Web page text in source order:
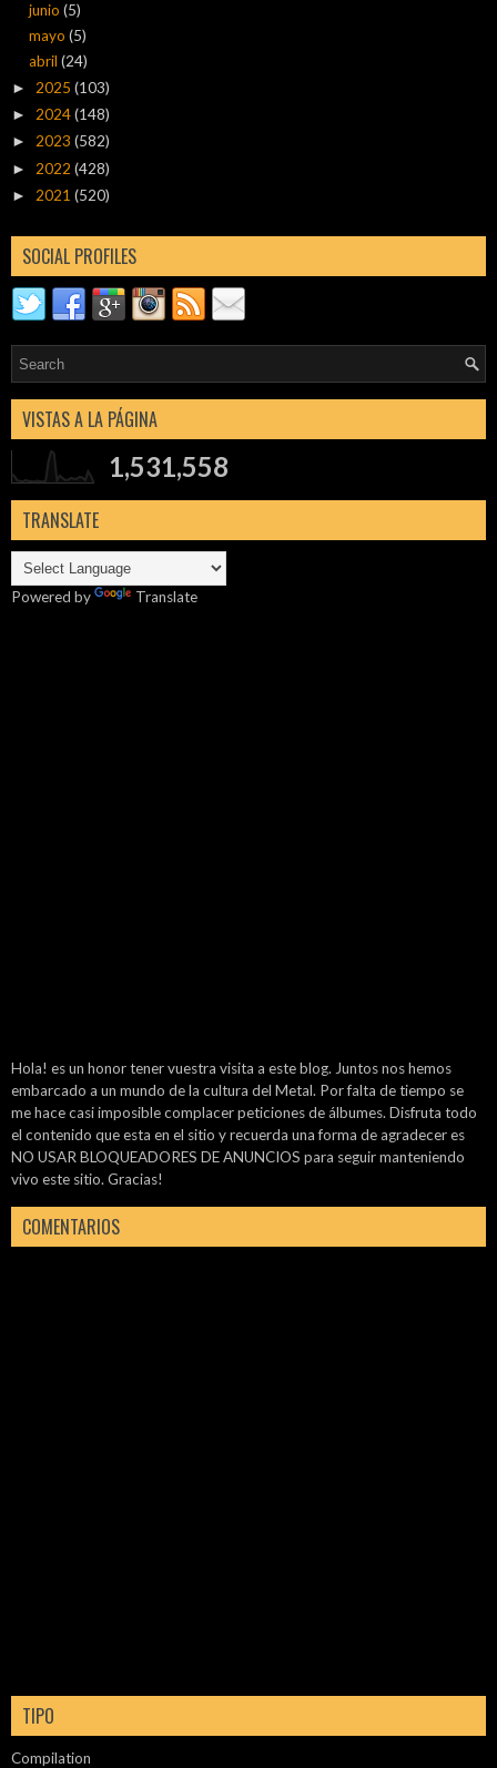
junio(5)
mayo(5)
abril(24)
► 2025 (103)
► 2024(148)
► 2023 (582)
► 2022 (428)
► 2021 (520)
SOCIAL PROFILES
VISTAS A LA PÁGINA
1,531,558
TRANSLATE
Powered by Translate
Hola! es un honor tener vuestra visita a este blog. Juntos nos hemos
embarcado a un mundo de la cultura del Metal. Por falta de tiempo se
me hace casi imposible complacer peticiones de álbumes. Disfruta todo
el contenido que esta en el sitio y recuerda una forma de agradecer es
NO USAR BLOQUEADORES DE ANUNCIOS para seguir manteniendo
vivo este sitio. Gracias!
COMENTARIOS
TIPO
Compilation